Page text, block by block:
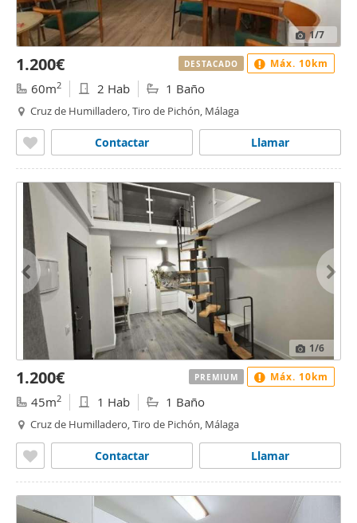
1/7
1.200€
60m2 2 Hab 1 Baño
Cruz de Humilladero, Tiro de Pichón, Málaga
Llamar
Contactar
DESTACADO Máx. 10km
1/6
1.200€
45m2 1 Hab 1 Baño
Cruz de Humilladero, Tiro de Pichón, Málaga
Llamar
Contactar
PREMIUM Máx. 10km